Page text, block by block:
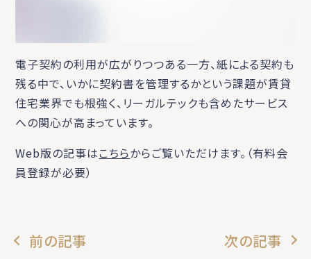
電子契約の利用が広がりつつある一方、紙による契約も
残る中で、いかに契約書を管理するかという課題が賃貸
住宅業界でも根強く、リーガルテックも含めたサービス
への関心が高まっています。
Web版の記事はこちらからご覧いただけます。（有料会
員登録が必要）
前の記事 次の記事